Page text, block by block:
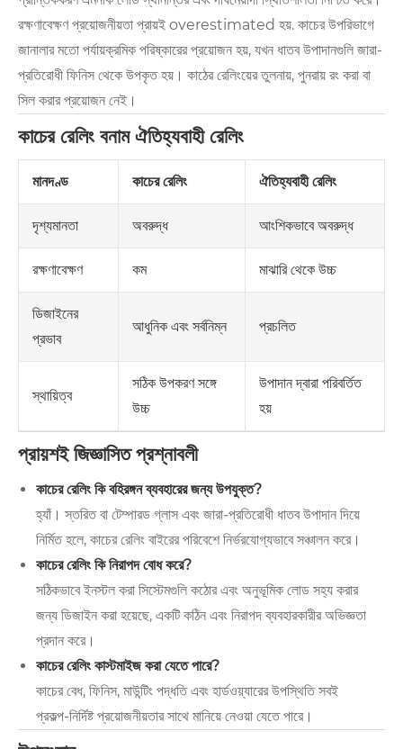
রক্ষণাবেক্ষণ প্রয়োজনীয়তা প্রায়ই overestimated হয়. কাচের উপরিভাগে
জানালার মতো পর্যায়ক্রমিক পরিষ্কারের প্রয়োজন হয়, যখন ধাতব উপাদানগুলি জারা-
প্রতিরোধী ফিনিস থেকে উপকৃত হয়। কাঠের রেলিংয়ের তুলনায়, পুনরায় রং করা বা
সিল করার প্রয়োজন নেই।
কাচের রেলিং বনাম ঐতিহ্যবাহী রেলিং
মানদণ্ড কাচের রেলিং ঐতিহ্যবাহী রেলিং
দৃশ্যমানতা অবরুদ্ধ আংশিকভাবে অবরুদ্ধ
রক্ষণাবেক্ষণ কম মাঝারি থেকে উচ্চ
ডিজাইনের
প্রভাব
আধুনিক এবং সর্বনিম্ন প্রচলিত
স্থায়িত্ব
সঠিক উপকরণ সঙ্গে
উচ্চ
উপাদান দ্বারা পরিবর্তিত
হয়
প্রায়শই জিজ্ঞাসিত প্রশ্নাবলী
কাচের রেলিং কি বহিরঙ্গন ব্যবহারের জন্য উপযুক্ত?
হ্যাঁ। স্তরিত বা টেম্পারড গ্লাস এবং জারা-প্রতিরোধী ধাতব উপাদান দিয়ে
নির্মিত হলে, কাচের রেলিং বাইরের পরিবেশে নির্ভরযোগ্যভাবে সঞ্চালন করে।
কাচের রেলিং কি নিরাপদ বোধ করে?
সঠিকভাবে ইনস্টল করা সিস্টেমগুলি কঠোর এবং অনুভূমিক লোড সহ্য করার
জন্য ডিজাইন করা হয়েছে, একটি কঠিন এবং নিরাপদ ব্যবহারকারীর অভিজ্ঞতা
প্রদান করে।
কাচের রেলিং কাস্টমাইজ করা যেতে পারে?
কাচের বেধ, ফিনিস, মাউন্টিং পদ্ধতি এবং হার্ডওয়্যারের উপস্থিতি সবই
প্রকল্প-নির্দিষ্ট প্রয়োজনীয়তার সাথে মানিয়ে নেওয়া যেতে পারে।